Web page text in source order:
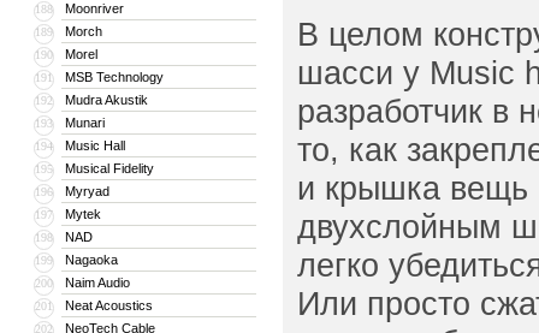
188 Moonriver
189 Morch
190 Morel
191 MSB Technology
192 Mudra Akustik
193 Munari
194 Music Hall
195 Musical Fidelity
196 Myryad
197 Mytek
198 NAD
199 Nagaoka
200 Naim Audio
201 Neat Acoustics
202 NeoTech Cable
В целом
шасси у Music
разработчик в
то, как
и крышка вещь
двухслойным
легко
Или просто